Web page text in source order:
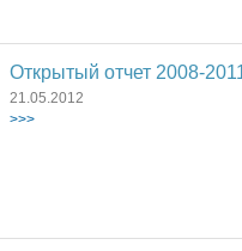
Открытый отчет 2008-
21.05.2012
>>>